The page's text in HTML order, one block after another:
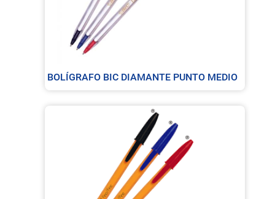
BOLÍGRAFO BIC DIAMANTE PUNTO MEDIO